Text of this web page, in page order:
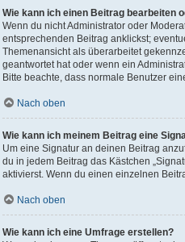
Wie kann ich einen Beitrag bearbeiten
Wenn du nicht Administrator oder
entsprechenden Beitrag anklickst;
Themenansicht als überarbeitet
geantwortet hat oder wenn ein
Bitte beachte, dass normale Benutzer
Nach oben
Wie kann ich meinem Beitrag eine
Um eine Signatur an deinen Beitrag
du in jedem Beitrag das Kästchen
aktivierst. Wenn du einen einzelnen
Nach oben
Wie kann ich eine Umfrage erstellen?